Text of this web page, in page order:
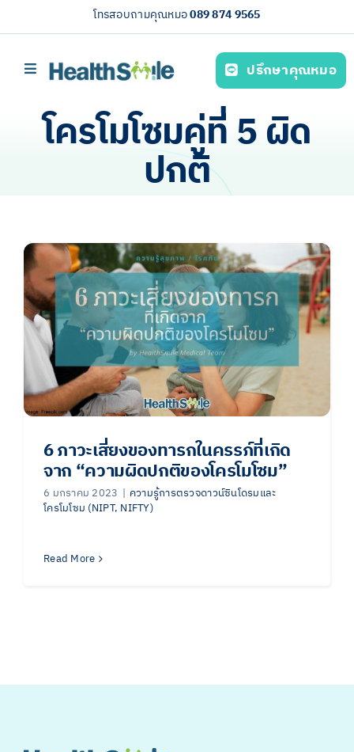
to
โทรสอบถามคุณหมอ089 874 9565
Toggle
บริการของเรา (Our services)
ไทย
ปรึกษาคุณหมอ
โครโมโซมคู่ที่ 5 ผิด
ปกติ
6 ภาวะเสี่ยงของทารกในครรภ์ที่เกิด
จาก “ความผิดปกติของโครโมโซม”
6 มกราคม 2023 | ความรู้การตรวจดาวน์ซินโดรมและ
โครโมโซม (NIPT, NIFTY)
Read More